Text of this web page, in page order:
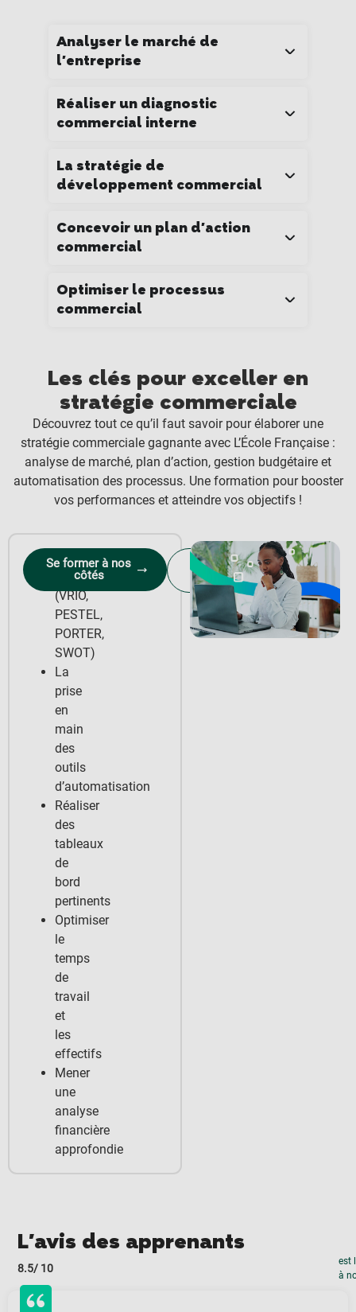
Analyser le marché de
l'entreprise
Réaliser un diagnostic
commercial interne
La stratégie de
développement commercial
Concevoir un plan d'action
commercial
Optimiser le processus
commercial
Les clés pour exceller en
stratégie commerciale
Découvrez tout ce qu’il faut savoir pour élaborer une
stratégie commerciale gagnante avec L’École Française :
analyse de marché, plan d’action, gestion budgétaire et
automatisation des processus. Une formation pour booster
vos performances et atteindre vos objectifs !
Analyser
l’environnement
(VRIO,
PESTEL,
PORTER,
SWOT)
La
prise
en
main
des
outils
d’automatisation
Réaliser
des
tableaux
de
bord
pertinents
Optimiser
le
temps
de
travail
et
les
effectifs
Mener
une
analyse
financière
approfondie
Se former à nos
côtés
Obtenir le
programme
L'avis des apprenants
8.5/ 10
est
à